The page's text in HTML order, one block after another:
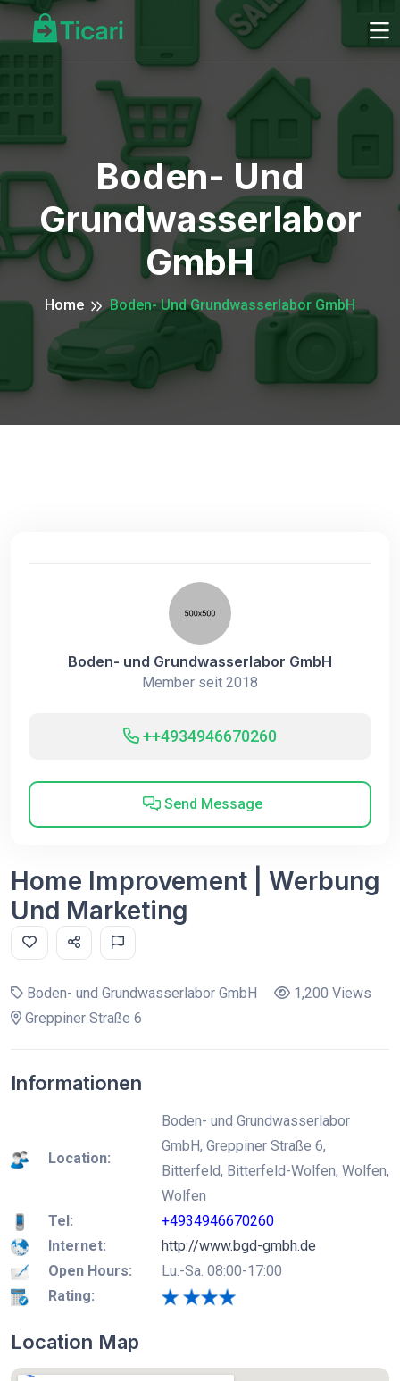
Boden- Und
Grundwasserlabor
GmbH
Home Boden- Und Grundwasserlabor GmbH
Boden- und Grundwasserlabor GmbH
Member seit 2018
++4934946670260
Send Message
Home Improvement | Werbung
Und Marketing
Boden- und Grundwasserlabor GmbH
1,200 Views
Greppiner Straße 6
Informationen
Location:
Boden- und Grundwasserlabor
GmbH, Greppiner Straße 6,
Bitterfeld, Bitterfeld-Wolfen, Wolfen,
Wolfen
Tel:
+4934946670260
Internet:
http://www.bgd-gmbh.de
Open Hours:
Lu.-Sa. 08:00-17:00
Rating:
Location Map